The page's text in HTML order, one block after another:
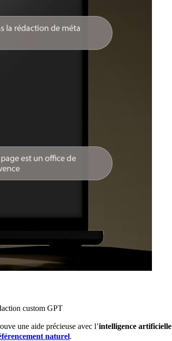
custom GPT
une aide précieuse avec l’intelligence artificielle
naturel.